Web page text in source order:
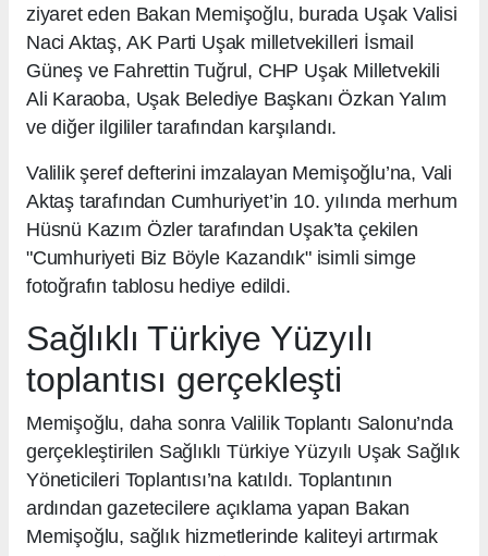
ziyaret eden Bakan Memişoğlu, burada Uşak Valisi
Naci Aktaş, AK Parti Uşak milletvekilleri İsmail
Güneş ve Fahrettin Tuğrul, CHP Uşak Milletvekili
Ali Karaoba, Uşak Belediye Başkanı Özkan Yalım
ve diğer ilgililer tarafından karşılandı.
Valilik şeref defterini imzalayan Memişoğlu’na, Vali
Aktaş tarafından Cumhuriyet’in 10. yılında merhum
Hüsnü Kazım Özler tarafından Uşak’ta çekilen
"Cumhuriyeti Biz Böyle Kazandık" isimli simge
fotoğrafın tablosu hediye edildi.
Sağlıklı Türkiye Yüzyılı
toplantısı gerçekleşti
Memişoğlu, daha sonra Valilik Toplantı Salonu’nda
gerçekleştirilen Sağlıklı Türkiye Yüzyılı Uşak Sağlık
Yöneticileri Toplantısı’na katıldı. Toplantının
ardından gazetecilere açıklama yapan Bakan
Memişoğlu, sağlık hizmetlerinde kaliteyi artırmak